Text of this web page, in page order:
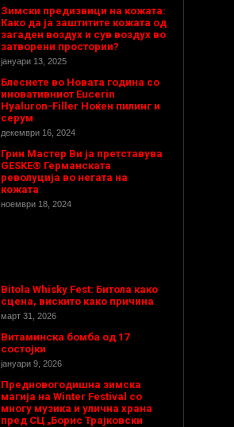
Зимски предизвици на кожата:
Како да ја заштитите кожата од
загаден воздух и сув воздух во
затворени простории?
јануари 13, 2025
Блеснете во Новата година со
иновативниот Eucerin
Hyaluron-Filler Ноќен пилинг и
серум
декември 16, 2024
Грин Мастер Ви ја претставува
GESKE® Германската
револуција во негата на
кожата
ноември 18, 2024
Bitola Whisky Fest: Битола како
сцена, вискито како причина
март 31, 2026
Витаминска бомба од 17
состојки
јануари 9, 2026
Предновогодишнa зимска
магија на Winter Festival со
многу музика и улична храна
пред СЦ „Борис Трајковски